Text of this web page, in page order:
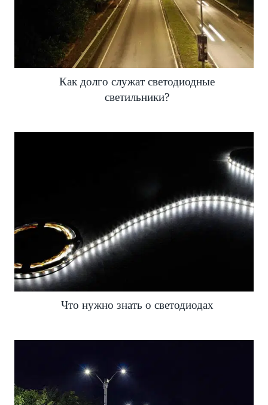
Как долго служат светодиодные
светильники?
Что нужно знать о светодиодах